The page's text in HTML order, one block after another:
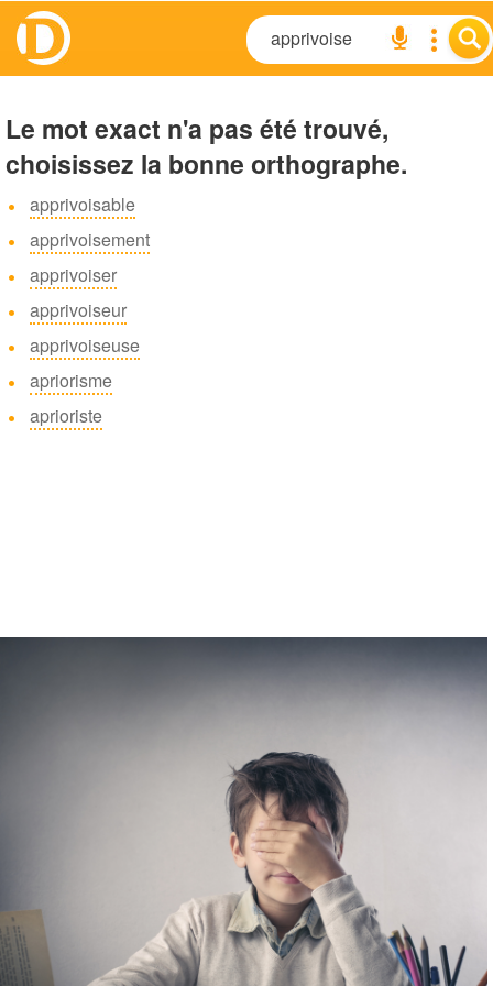
Le mot exact n'a pas été trouvé,
choisissez la bonne orthographe.
apprivoisable
apprivoisement
apprivoiser
apprivoiseur
apprivoiseuse
apriorisme
aprioriste